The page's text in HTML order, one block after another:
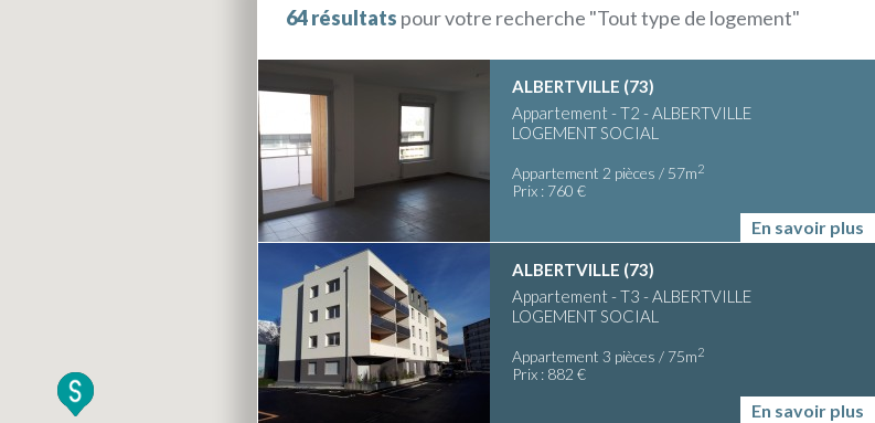
64 résultats pour votre recherche "Tout type de logement"
ALBERTVILLE (73)
Appartement - T2 - ALBERTVILLE
LOGEMENT SOCIAL
Appartement 2 pièces / 57m2
Prix : 760 €
En savoir plus
ALBERTVILLE (73)
Appartement - T3 - ALBERTVILLE
LOGEMENT SOCIAL
Appartement 3 pièces / 75m2
Prix : 882 €
En savoir plus